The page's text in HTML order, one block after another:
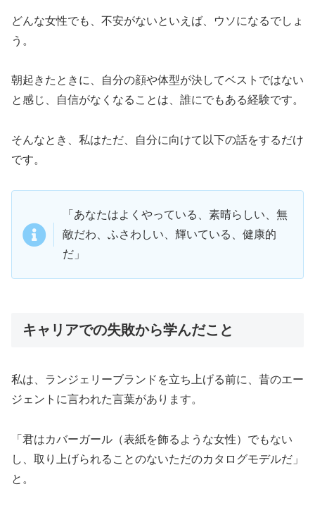
どんな女性でも、不安がないといえば、ウソになるでしょ
う。
朝起きたときに、自分の顔や体型が決してベストではない
と感じ、自信がなくなることは、誰にでもある経験です。
そんなとき、私はただ、自分に向けて以下の話をするだけ
です。
「あなたはよくやっている、素晴らしい、無
敵だわ、ふさわしい、輝いている、健康的
だ」
キャリアでの失敗から学んだこと
私は、ランジェリーブランドを立ち上げる前に、昔のエー
ジェントに言われた言葉があります。
「君はカバーガール（表紙を飾るような女性）でもない
し、取り上げられることのないただのカタログモデルだ」
と。